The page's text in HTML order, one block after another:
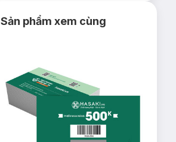
Sản phẩm xem cùng